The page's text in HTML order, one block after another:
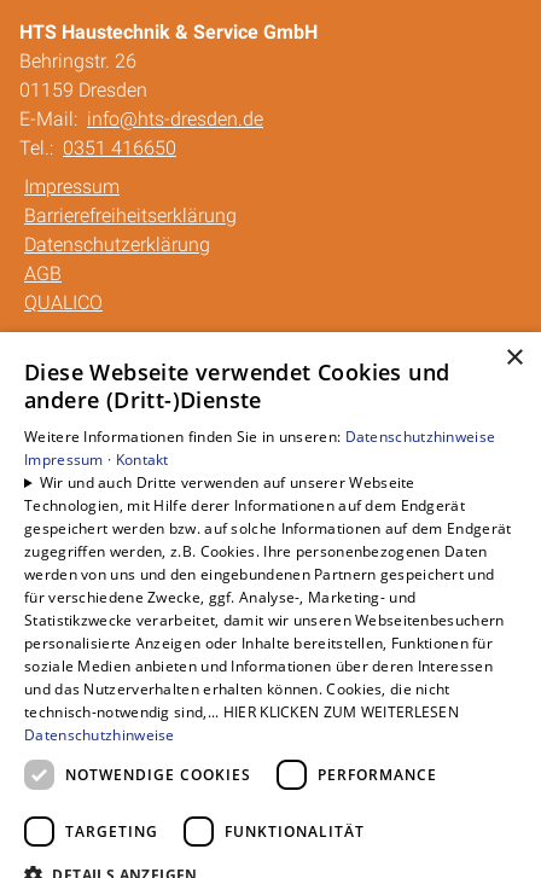
HTS Haustechnik & Service GmbH
Behringstr. 26
01159 Dresden
E-Mail: info@hts-dresden.de
Tel.: 0351 416650
Impressum
Barrierefreiheitserklärung
Datenschutzerklärung
AGB
QUALICO
Unsere Bereiche
Privatkunden
Gewerbekunden
Karriere
Unternehmen
Kontakt
×
Diese Webseite verwendet Cookies und
andere (Dritt-)Dienste
Weitere Informationen finden Sie in unseren: Datenschutzhinweise
Impressum · Kontakt
Wir und auch Dritte verwenden auf unserer Webseite
Technologien, mit Hilfe derer Informationen auf dem Endgerät
gespeichert werden bzw. auf solche Informationen auf dem Endgerät
zugegriffen werden, z.B. Cookies. Ihre personenbezogenen Daten
werden von uns und den eingebundenen Partnern gespeichert und
für verschiedene Zwecke, ggf. Analyse-, Marketing- und
Statistikzwecke verarbeitet, damit wir unseren Webseitenbesuchern
personalisierte Anzeigen oder Inhalte bereitstellen, Funktionen für
soziale Medien anbieten und Informationen über deren Interessen
und das Nutzerverhalten erhalten können. Cookies, die nicht
technisch-notwendig sind,... HIER KLICKEN ZUM WEITERLESEN
Datenschutzhinweise
NOTWENDIGE COOKIES
PERFORMANCE
TARGETING FUNKTIONALITÄT